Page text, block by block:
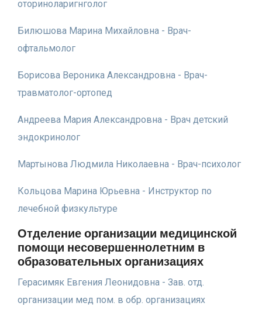
оториноларигнголог
Билюшова Марина Михайловна - Врач-
офтальмолог
Борисова Вероника Александровна - Врач-
травматолог-ортопед
Андреева Мария Александровна - Врач детский
эндокринолог
Мартынова Людмила Николаевна - Врач-психолог
Кольцова Марина Юрьевна - Инструктор по
лечебной физкультуре
Отделение организации медицинской
помощи несовершеннолетним в
образовательных организациях
Герасимяк Евгения Леонидовна - Зав. отд.
организации мед пом. в обр. организациях